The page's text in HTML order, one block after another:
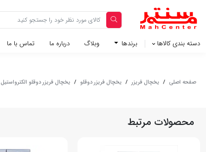
دسته بندی کالاها برندها وبلاگ‌ درباره ما تماس با ما
صفحه اصلی / یخچال فریزر / یخچال فریزر دوقلو / یخچال فریزر دوقلو الکترواستیل
محصولات مرتبط